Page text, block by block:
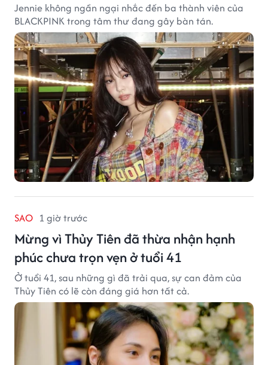
Jennie không ngần ngại nhắc đến ba thành viên của
BLACKPINK trong tâm thư đang gây bàn tán.
SAO 1 giờ trước
Mừng vì Thủy Tiên đã thừa nhận hạnh
phúc chưa trọn vẹn ở tuổi 41
Ở tuổi 41, sau những gì đã trải qua, sự can đảm của
Thủy Tiên có lẽ còn đáng giá hơn tất cả.